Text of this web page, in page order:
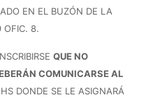
EN EL BUZÓN DE LA
OFIC. 8.
QUE NO
COMUNICARSE AL
DONDE SE LE ASIGNARÁ